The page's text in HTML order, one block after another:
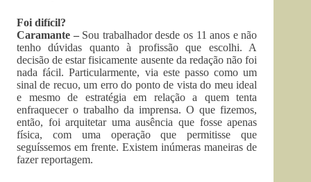
Foi difícil?
Caramante –Sou trabalhador desde os 11 anos e não
tenho dúvidas quanto à profissão que escolhi. A
decisão de estar fisicamente ausente da redação não foi
nada fácil. Particularmente, via este passo como um
sinal de recuo, um erro do ponto de vista do meu ideal
e mesmo de estratégia em relação a quem tenta
enfraquecer o trabalho da imprensa. O que fizemos,
então, foi arquitetar uma ausência que fosse apenas
física, com uma operação que permitisse que
seguíssemos em frente. Existem inúmeras maneiras de
fazer reportagem.